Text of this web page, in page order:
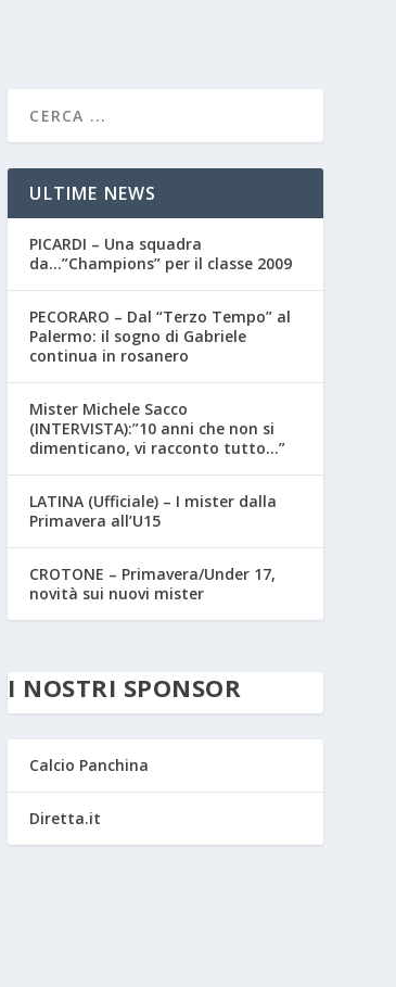
ULTIME NEWS
PICARDI – Una squadra
da…”Champions” per il classe 2009
PECORARO – Dal “Terzo Tempo” al
Palermo: il sogno di Gabriele
continua in rosanero
Mister Michele Sacco
(INTERVISTA):”10 anni che non si
dimenticano, vi racconto tutto…”
LATINA (Ufficiale) – I mister dalla
Primavera all’U15
CROTONE – Primavera/Under 17,
novità sui nuovi mister
I NOSTRI SPONSOR
Calcio Panchina
Diretta.it